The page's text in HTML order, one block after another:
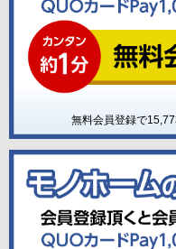
無料会員登録で